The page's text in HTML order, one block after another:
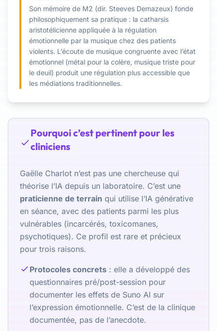
Son mémoire de M2 (dir. Steeves Demazeux) fonde
philosophiquement sa pratique : la catharsis
aristotélicienne appliquée à la régulation
émotionnelle par la musique chez des patients
violents. L’écoute de musique congruente avec l’état
émotionnel (métal pour la colère, musique triste pour
le deuil) produit une régulation plus accessible que
les médiations traditionnelles.
Pourquoi c’est pertinent pour les
cliniciens
Gaëlle Charlot n’est pas une chercheuse qui
théorise l’IA depuis un laboratoire. C’est une
praticienne de terrain qui utilise l’IA générative
en séance, avec des patients parmi les plus
vulnérables (incarcérés, toxicomanes,
psychotiques). Ce profil est rare et précieux
pour trois raisons.
Protocoles concrets : elle a développé des
questionnaires pré/post-session pour
documenter les effets de Suno AI sur
l’expression émotionnelle. C’est de la clinique
documentée, pas de l’anecdote.